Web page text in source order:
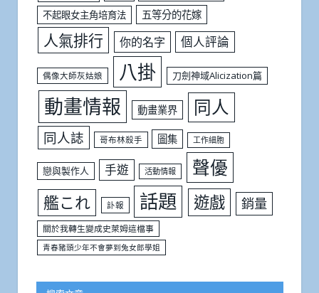
不起眼女主角培育法 五等分的花嫁
人氣排行 你的名字 個人評論
偶像大師灰姑娘 八掛 刀劍神域Alicization篇
動畫情報 動畫業界 同人
同人誌 哥布林殺手 圖集 工作細胞
戀與製作人 手遊 活動情報 聲優
艦これ 訃報 話題 遊戲 銷量
關於我轉生變成史萊姆這檔事
青春豬頭少年不會夢到兔女郎學姐